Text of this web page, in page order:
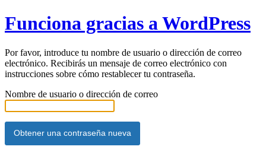
Funciona gracias a WordPress
Por favor, introduce tu nombre de usuario o dirección de correo
electrónico. Recibirás un mensaje de correo electrónico con
instrucciones sobre cómo restablecer tu contraseña.
Nombre de usuario o dirección de correo